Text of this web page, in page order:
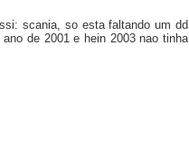
scania, so esta faltando um dd
de 2001 e hein 2003 nao tinha